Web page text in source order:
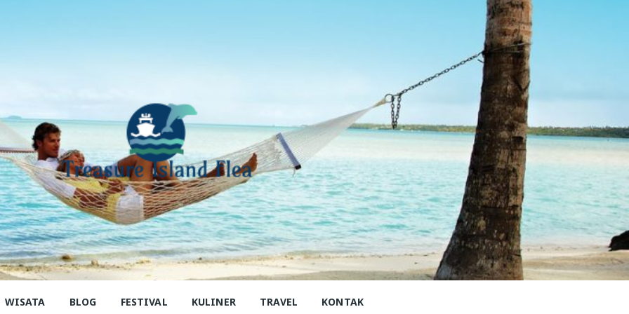
Island Flea –
yang memberikan Informasi Makanan Food di San fransisco
WISATA BLOG FESTIVAL KULINER TRAVEL KONTAK